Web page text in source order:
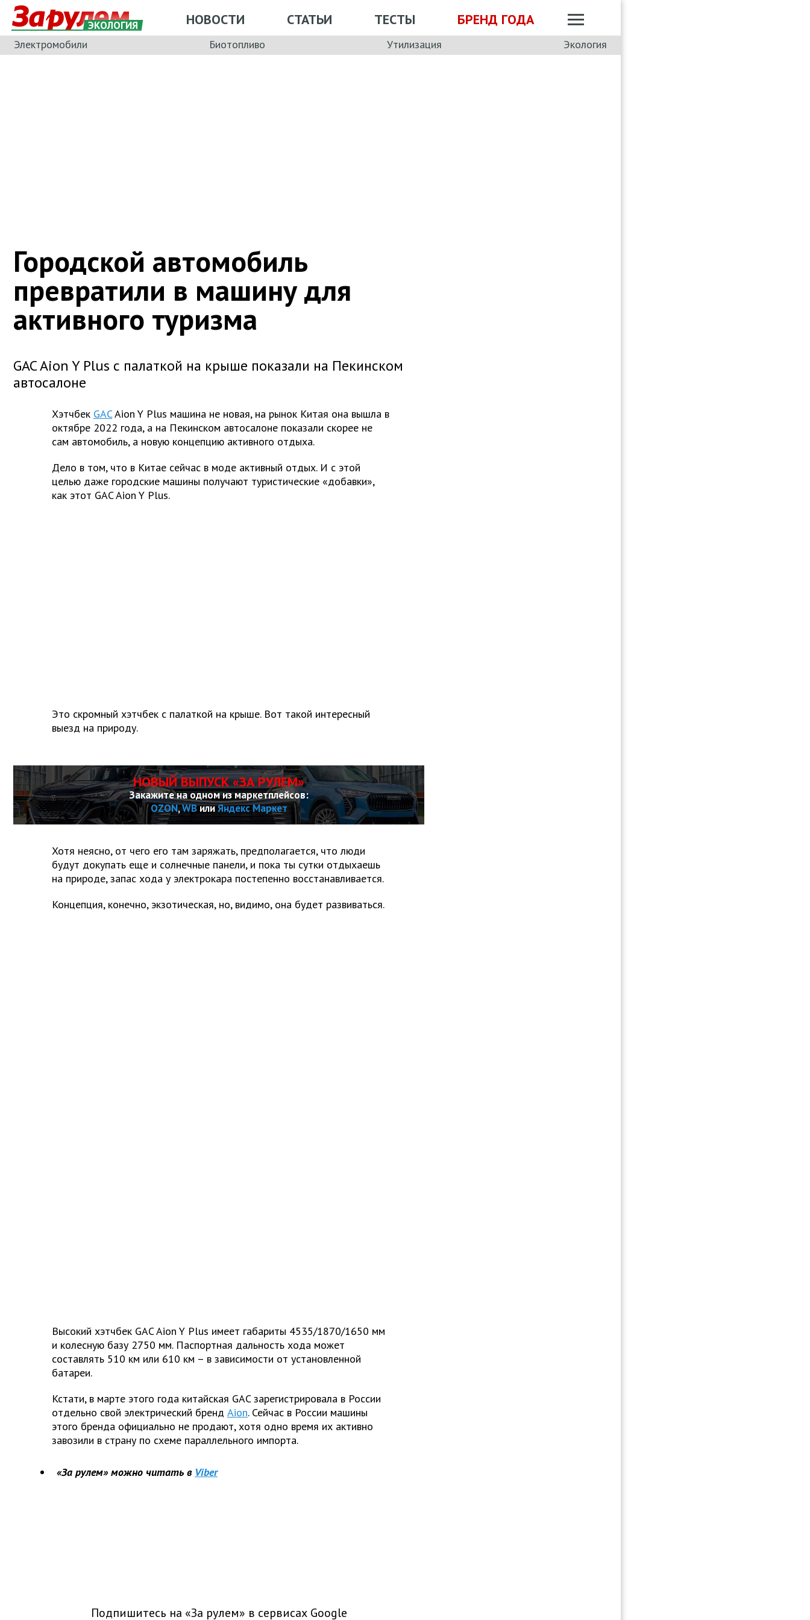
ЭКОЛОГИЯ НОВОСТИ СТАТЬИ ТЕСТЫ БРЕНД ГОДА
Электромобили Биотопливо Утилизация Экология
Городской автомобиль
превратили в машину для
активного туризма
GAC Aion Y Plus с палаткой на крыше показали на Пекинском
автосалоне
Хэтчбек GACAion Y Plus машина не новая, на рынок Китая она вышла в
октябре 2022 года, а на Пекинском автосалоне показали скорее не
сам автомобиль, а новую концепцию активного отдыха.
Дело в том, что в Китае сейчас в моде активный отдых. И с этой
целью даже городские машины получают туристические «добавки»,
как этот GAC Aion Y Plus.
Это скромный хэтчбек с палаткой на крыше. Вот такой интересный
выезд на природу.
НОВЫЙ ВЫПУСК «ЗА РУЛЕМ»
Закажите на одном из маркетплейсов:
OZON,WBилиЯндекс Маркет
Хотя неясно, от чего его там заряжать, предполагается, что люди
будут докупать еще и солнечные панели, и пока ты сутки отдыхаешь
на природе, запас хода у электрокара постепенно восстанавливается.
Концепция, конечно, экзотическая, но, видимо, она будет развиваться.
Высокий хэтчбек GAC Aion Y Plus имеет габариты 4535/1870/1650 мм
и колесную базу 2750 мм. Паспортная дальность хода может
составлять 510 км или 610 км – в зависимости от установленной
батареи.
Кстати, в марте этого года китайская GAC зарегистрировала в России
отдельно свой электрический бренд Aion. Сейчас в России машины
этого бренда официально не продают, хотя одно время их активно
завозили в страну по схеме параллельного импорта.
«За рулем» можно читать в Viber
Подпишитесь на «За рулем» в сервисах Google